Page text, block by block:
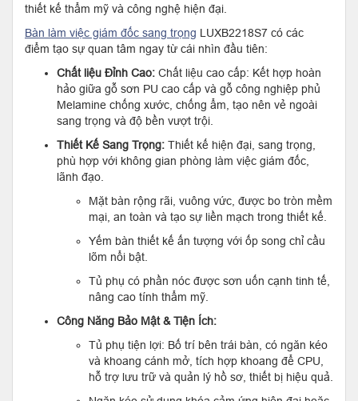
thiết kế thẩm mỹ và công nghệ hiện đại.
Bàn làm việc giám đốc sang trọng LUXB2218S7 có các
điểm tạo sự quan tâm ngay từ cái nhìn đầu tiên:
Chất liệu Đỉnh Cao: Chất liệu cao cấp: Kết hợp hoàn
hảo giữa gỗ sơn PU cao cấp và gỗ công nghiệp phủ
Melamine chống xước, chống ẩm, tạo nên vẻ ngoài
sang trọng và độ bền vượt trội.
Thiết Kế Sang Trọng: Thiết kế hiện đại, sang trọng,
phù hợp với không gian phòng làm việc giám đốc,
lãnh đạo.
Mặt bàn rộng rãi, vuông vức, được bo tròn mềm
mại, an toàn và tạo sự liền mạch trong thiết kế.
Yếm bàn thiết kế ấn tượng với ốp song chỉ cầu
lõm nổi bật.
Tủ phụ có phần nóc được sơn uốn cạnh tinh tế,
nâng cao tính thẩm mỹ.
Công Năng Bảo Mật & Tiện Ích:
Tủ phụ tiện lợi: Bố trí bên trái bàn, có ngăn kéo
và khoang cánh mở, tích hợp khoang để CPU,
hỗ trợ lưu trữ và quản lý hồ sơ, thiết bị hiệu quả.